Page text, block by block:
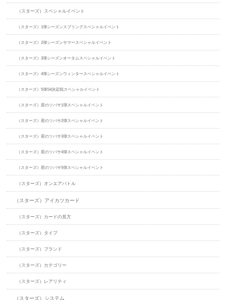
（スターズ）スペシャルイベント
（スターズ）1弾シーズンスプリングスペシャルイベント
（スターズ）2弾シーズンサマースペシャルイベント
（スターズ）3弾シーズンオータムスペシャルイベント
（スターズ）4弾シーズンウィンタースペシャルイベント
（スターズ）5弾S4決定戦スペシャルイベント
（スターズ）星のツバサ1弾スペシャルイベント
（スターズ）星のツバサ2弾スペシャルイベント
（スターズ）星のツバサ3弾スペシャルイベント
（スターズ）星のツバサ4弾スペシャルイベント
（スターズ）星のツバサ5弾スペシャルイベント
（スターズ）オンエアバトル
（スターズ）アイカツカード
（スターズ）カードの見方
（スターズ）タイプ
（スターズ）ブランド
（スターズ）カテゴリー
（スターズ）レアリティ
（スターズ）システム